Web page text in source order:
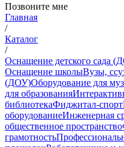
Позвоните мне
Главная
/
Каталог
/
Оснащение детского сада
Оснащение школыВузы,
(ДОУ)Оборудование для
для образования
библиотекаФиджитал-спорт
оборудованиеИнженерная
общественное пространство
грамотность